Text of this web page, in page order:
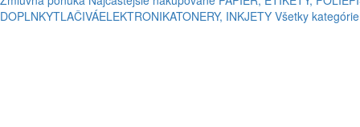
DOPLNKYTLAČIVÁELEKTRONIKATONERY, INKJETY Všetky kategórie